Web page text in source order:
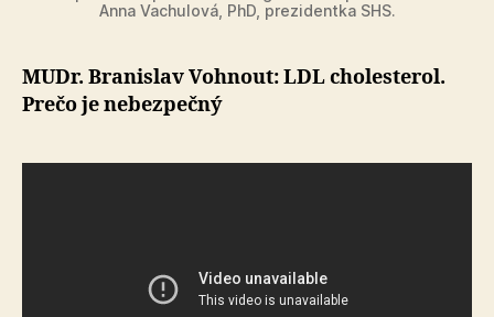
Anna Vachulová, PhD, prezidentka SHS.
MUDr. Branislav Vohnout: LDL cholesterol.
Prečo je nebezpečný